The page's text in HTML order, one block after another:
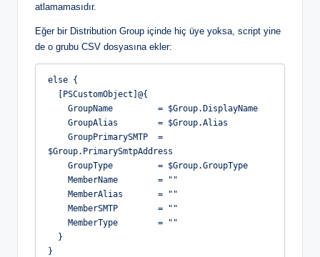
atlamamasıdır.
Eğer bir Distribution Group içinde hiç üye yoksa, script yine
de o grubu CSV dosyasına ekler:
else {
  [PSCustomObject]@{
    GroupName         = $Group.DisplayName
    GroupAlias        = $Group.Alias
$Group.PrimarySmtpAddress
    GroupType         = $Group.GroupType
    MemberName        = ""
    MemberAlias       = ""
    MemberSMTP        = ""
    MemberType        = ""
  }
}